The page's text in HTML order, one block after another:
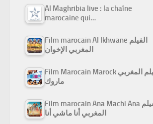
Al Maghribia live : la chaîne
marocaine qui…
Film marocain Al Ikhwane الفيلم
المغربي الإخوان
Film Marocain Marock الفيلم المغربي
ماروك
Film marocain Ana Machi Ana الفيلم
المغربي أنا ماشي أنا